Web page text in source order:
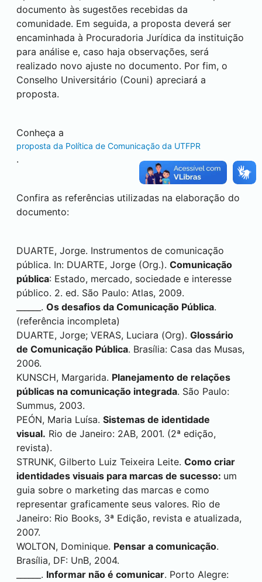
documento às sugestões recebidas da
comunidade. Em seguida, a proposta deverá ser
encaminhada à Procuradoria Jurídica da instituição
para análise e, caso haja observações, será
realizado novo ajuste no documento. Por fim, o
Conselho Universitário (Couni) apreciará a
proposta.
Conheça a
proposta da Política de Comunicação da UTFPR
.
Confira as referências utilizadas na elaboração do
documento:
DUARTE, Jorge. Instrumentos de comunicação
pública. In: DUARTE, Jorge (Org.). Comunicação
pública: Estado, mercado, sociedade e interesse
público. 2. ed. São Paulo: Atlas, 2009.
______. Os desafios da Comunicação Pública.
(referência incompleta)
DUARTE, Jorge; VERAS, Luciara (Org). Glossário
de Comunicação Pública. Brasília: Casa das Musas,
2006.
KUNSCH, Margarida. Planejamento de relações
públicas na comunicação integrada. São Paulo:
Summus, 2003.
PEÓN, Maria Luísa. Sistemas de identidade
visual. Rio de Janeiro: 2AB, 2001. (2ª edição,
revista).
STRUNK, Gilberto Luiz Teixeira Leite. Como criar
identidades visuais para marcas de sucesso: um
guia sobre o marketing das marcas e como
representar graficamente seus valores. Rio de
Janeiro: Rio Books, 3ª Edição, revista e atualizada,
2007.
WOLTON, Dominique. Pensar a comunicação.
Brasília, DF: UnB, 2004.
______. Informar não é comunicar. Porto Alegre: